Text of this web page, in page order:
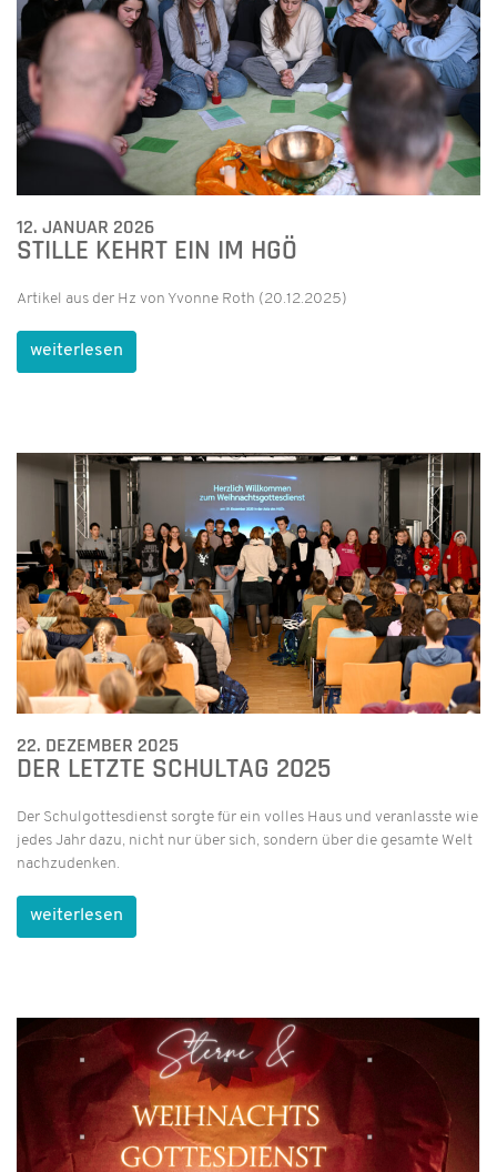
12. JANUAR 2026
STILLE KEHRT EIN IM HGÖ
Artikel aus der Hz von Yvonne Roth (20.12.2025)
weiterlesen
22. DEZEMBER 2025
DER LETZTE SCHULTAG 2025
Der Schulgottesdienst sorgte für ein volles Haus und veranlasste wie
jedes Jahr dazu, nicht nur über sich, sondern über die gesamte Welt
nachzudenken.
weiterlesen